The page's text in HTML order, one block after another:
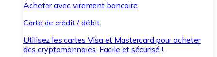
Acheter avec virement bancaire
Carte de crédit / débit
Utilisez les cartes Visa et Mastercard pour acheter
des cryptomonnaies. Facile et sécurisé !